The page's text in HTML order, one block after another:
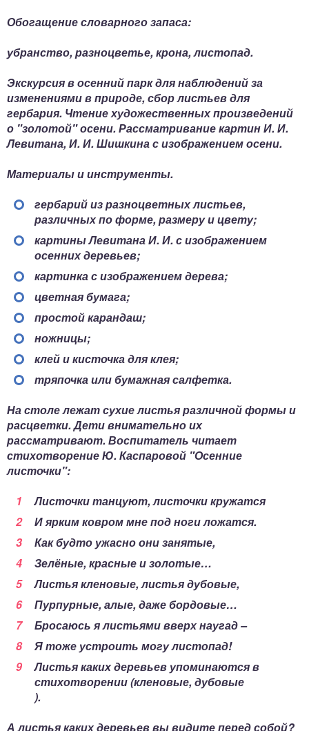
Обогащение словарного запаса:
убранство, разноцветье, крона, листопад.
Экскурсия в осенний парк для наблюдений за
изменениями в природе, сбор листьев для
гербария. Чтение художественных произведений
о "золотой" осени. Рассматривание картин И. И.
Левитана, И. И. Шишкина с изображением осени.
Материалы и инструменты.
гербарий из разноцветных листьев,
различных по форме, размеру и цвету;
картины Левитана И. И. с изображением
осенних деревьев;
картинка с изображением дерева;
цветная бумага;
простой карандаш;
ножницы;
клей и кисточка для клея;
тряпочка или бумажная салфетка.
На столе лежат сухие листья различной формы и
расцветки. Дети внимательно их
рассматривают. Воспитатель читает
стихотворение Ю. Каспаровой "Осенние
листочки":
Листочки танцуют, листочки кружатся
И ярким ковром мне под ноги ложатся.
Как будто ужасно они занятые,
Зелёные, красные и золотые…
Листья кленовые, листья дубовые,
Пурпурные, алые, даже бордовые…
Бросаюсь я листьями вверх наугад –
Я тоже устроить могу листопад!
Листья каких деревьев упоминаются в
стихотворении (кленовые, дубовые
).
А листья каких деревьев вы видите перед собой?